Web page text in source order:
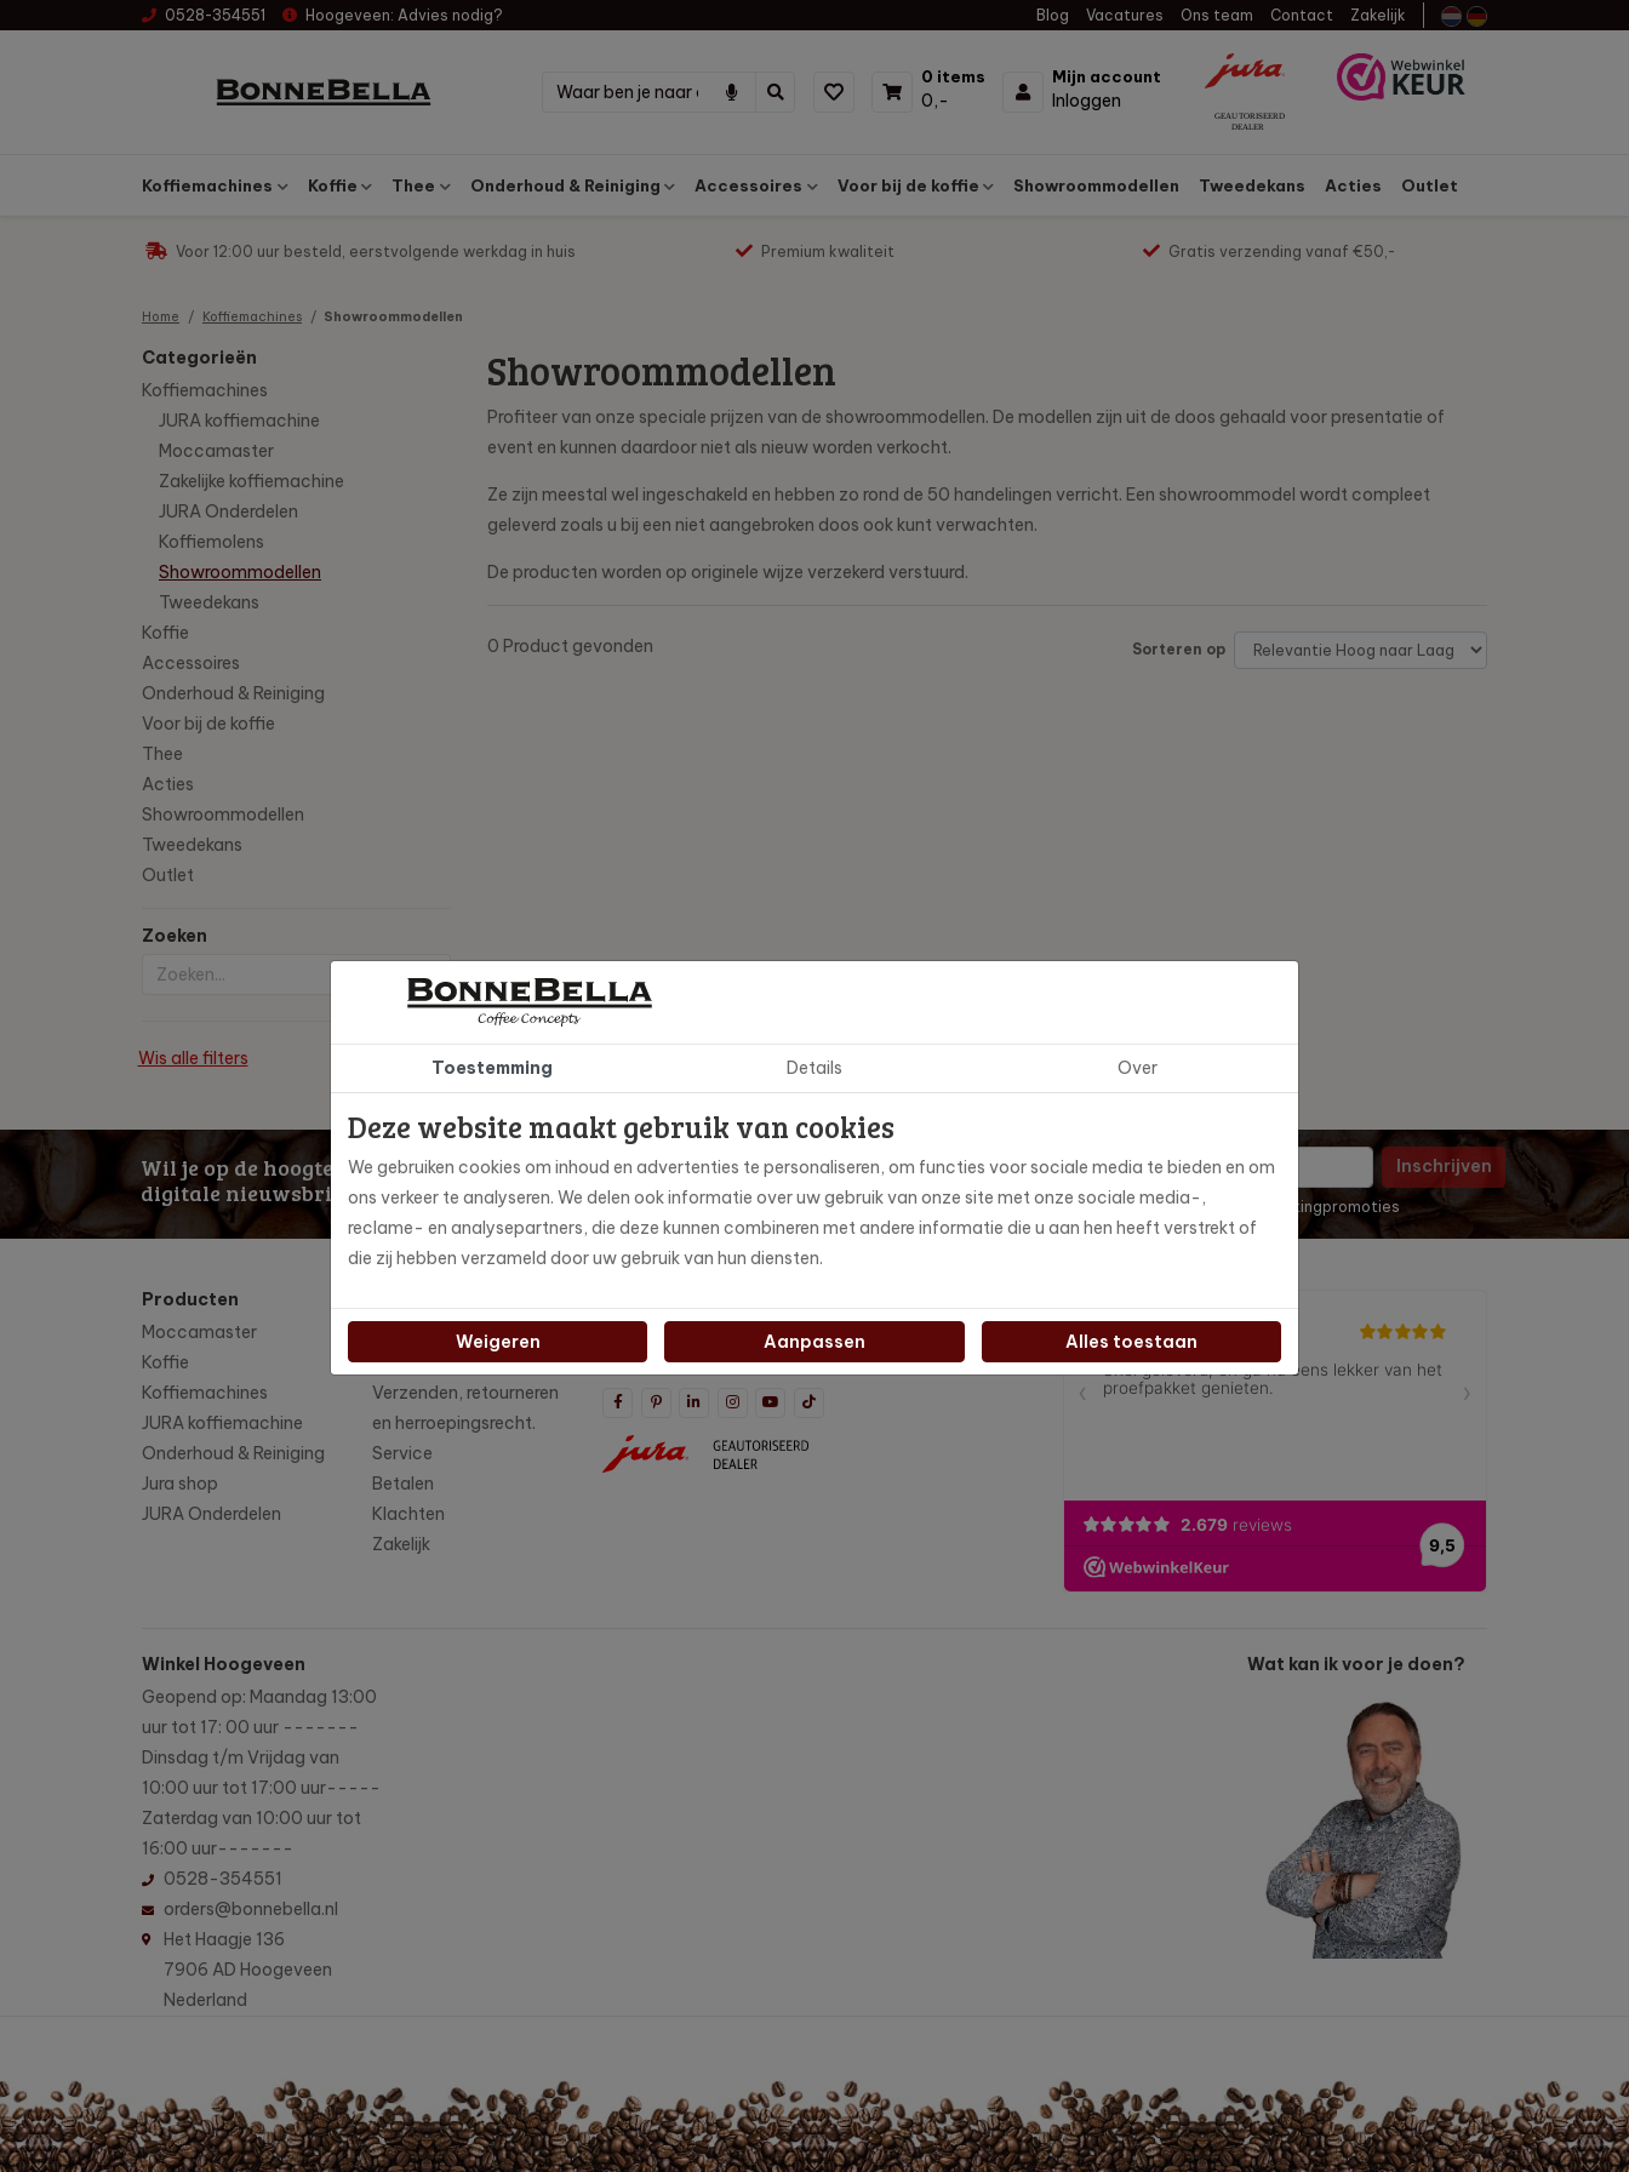
0528-354551 Hoogeveen: Advies nodig? Blog Vacatures Ons team Contact Zakelijk
0 items
0,-
Mijn account
Inloggen
Koffiemachines Koffie Thee Onderhoud & Reiniging Accessoires Voor bij de koffie Showroommodellen Tweedekans Acties Outlet
Voor 12:00 uur besteld, eerstvolgende werkdag in huis Premium kwaliteit Gratis verzending vanaf €50,-
Home Koffiemachines Showroommodellen
Showroommodellen
Profiteer van onze speciale prijzen van de showroommodellen. De modellen zijn uit de doos gehaald voor presentatie of
event en kunnen daardoor niet als nieuw worden verkocht.
Ze zijn meestal wel ingeschakeld en hebben zo rond de 50 handelingen verricht. Een showroommodel wordt compleet
geleverd zoals u bij een niet aangebroken doos ook kunt verwachten.
De producten worden op originele wijze verzekerd verstuurd.
0 Product gevonden Sorteren op
Categorieën
Koffiemachines
JURA koffiemachine
Moccamaster
Zakelijke koffiemachine
JURA Onderdelen
Koffiemolens
Showroommodellen
Tweedekans
Koffie
Accessoires
Onderhoud & Reiniging
Voor bij de koffie
Thee
Acties
Showroommodellen
Tweedekans
Outlet
Zoeken
Wis alle filters
Wil je op de hoogte blijven? Schrijf je dan in voor onze
digitale nieuwsbrief!
Inschrijven
Ja, ik schrijf me in voor de maandelijkse marketingpromoties
Producten
Moccamaster
Koffie
Koffiemachines
JURA koffiemachine
Onderhoud & Reiniging
Jura shop
JURA Onderdelen
Over ons
Verzenden, retourneren
en herroepingsrecht.
Service
Betalen
Klachten
Zakelijk
Volg ons op social media en blijf op de hoogte van
de laatste nieuwtjes en updates!
Winkel Hoogeveen
Geopend op: Maandag 13:00
uur tot 17: 00 uur -------
Dinsdag t/m Vrijdag van
10:00 uur tot 17:00 uur-----
Zaterdag van 10:00 uur tot
16:00 uur-------
0528-354551
orders@bonnebella.nl
Het Haagje 136
7906 AD Hoogeveen
Nederland
Wat kan ik voor je doen?
Toestemming Details Over
Deze website maakt gebruik van cookies
We gebruiken cookies om inhoud en advertenties te personaliseren, om functies voor sociale media te bieden en om
ons verkeer te analyseren. We delen ook informatie over uw gebruik van onze site met onze sociale media-,
reclame- en analysepartners, die deze kunnen combineren met andere informatie die u aan hen heeft verstrekt of
die zij hebben verzameld door uw gebruik van hun diensten.
Weigeren Aanpassen Alles toestaan